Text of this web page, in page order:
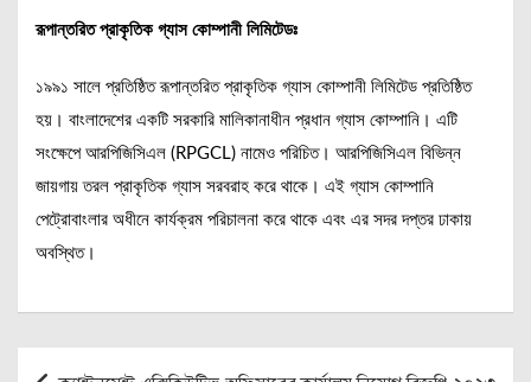
রূপান্তরিত প্রাকৃতিক গ্যাস কোম্পানী লিমিটেডঃ
১৯৯১ সালে প্রতিষ্ঠিত রূপান্তরিত প্রাকৃতিক গ্যাস কোম্পানী লিমিটেড প্রতিষ্ঠিত
হয়। বাংলাদেশের একটি সরকারি মালিকানাধীন প্রধান গ্যাস কোম্পানি। এটি
সংক্ষেপে আরপিজিসিএল (RPGCL) নামেও পরিচিত। আরপিজিসিএল বিভিন্ন
জায়গায় তরল প্রাকৃতিক গ্যাস সরবরাহ করে থাকে। এই গ্যাস কোম্পানি
পেট্রোবাংলার অধীনে কার্যক্রম পরিচালনা করে থাকে এবং এর সদর দপ্তর ঢাকায়
অবস্থিত।
Post